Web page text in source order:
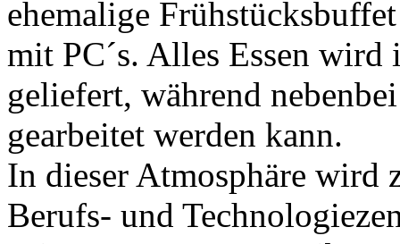
ehemalige
mit PC´s. Alles Essen
geliefert, während
gearbeitet werden kann.
In dieser Atmosphäre wird
Berufs- und